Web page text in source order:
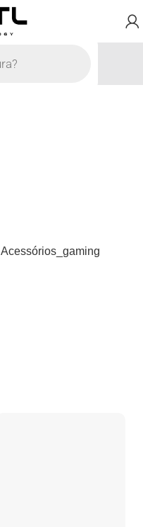
Acessórios_gaming